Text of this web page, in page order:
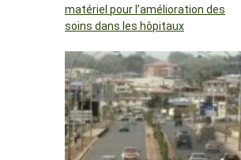
matériel pour l’amélioration des
soins dans les hôpitaux